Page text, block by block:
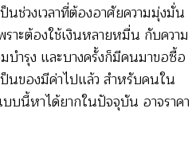
ช่วงเวลาที่ต้องอาศัยความมุ่งมั่น
าะต้องใช้เงินหลายหมื่น กับความ
บำรุง และบางครั้งก็มีคนมาขอซื้อ
นของมีค่าไปแล้ว สำหรับคนใน
บบนี้หาได้ยากในปัจจุบัน อาจราคา